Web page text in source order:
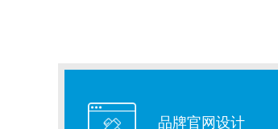
品牌官网设计